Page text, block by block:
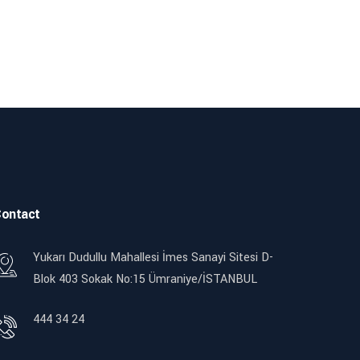
Yukarı Dudullu Mahallesi İmes Sanayi Sitesi D-
Blok 403 Sokak No:15 Ümraniye/İSTANBUL
444 34 24